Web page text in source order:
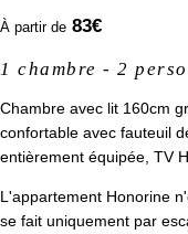
À partir de 83€
1 chambre - 2
Chambre avec lit 160cm
confortable avec fauteuil
entièrement équipée, TV
L'appartement Honorine
se fait uniquement par